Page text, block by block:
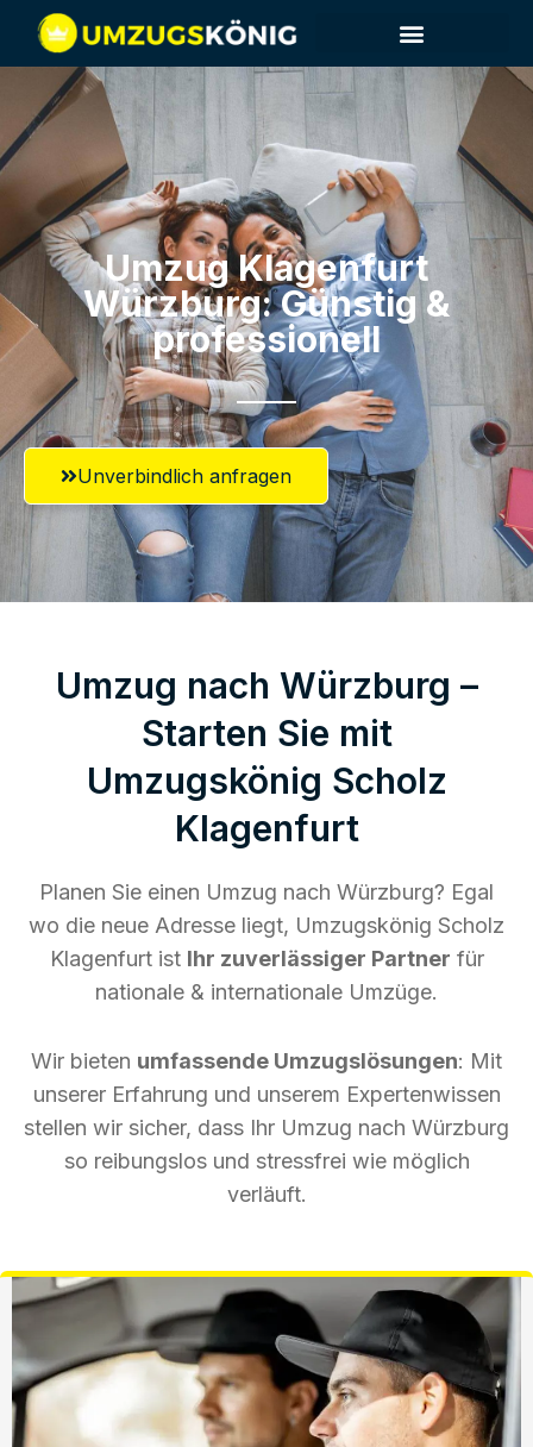
Umzug Klagenfurt​
Würzburg: Günstig &
professionell​
Unverbindlich anfragen
Umzug nach Würzburg –
Starten Sie mit
Umzugskönig Scholz
Klagenfurt
Planen Sie einen Umzug nach Würzburg? Egal
wo die neue Adresse liegt, Umzugskönig Scholz
Klagenfurt ist Ihr zuverlässiger Partner für
nationale & internationale Umzüge.
Wir bieten umfassende Umzugslösungen: Mit
unserer Erfahrung und unserem Expertenwissen
stellen wir sicher, dass Ihr Umzug nach Würzburg
so reibungslos und stressfrei wie möglich
verläuft.